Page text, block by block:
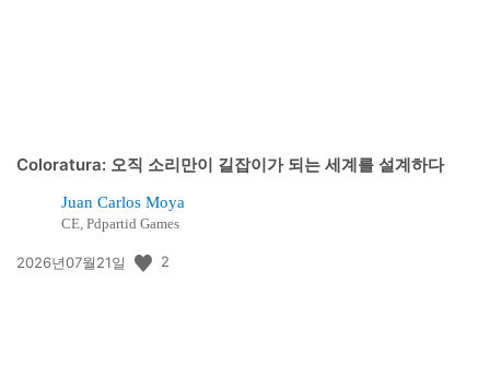
Coloratura: 오직 소리만이 길잡이가 되는 세계를 설계하다
Juan Carlos Moya
CE, Pdpartid Games
공
2026년07월21일 2